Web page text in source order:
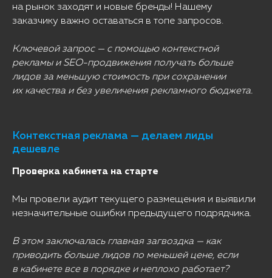
на рынок заходят и новые бренды! Нашему
заказчику важно оставаться в топе запросов.
Ключевой запрос — с помощью контекстной
рекламы и SEO-продвижения получать больше
лидов за меньшую стоимость при сохранении
их качества и без увеличения рекламного бюджета.
Контекстная реклама — делаем лиды
дешевле
Проверка кабинета на старте
Мы провели аудит текущего размещения и выявили
незначительные ошибки предыдущего подрядчика.
В этом заключалась главная загвоздка — как
приводить больше лидов по меньшей цене, если
в кабинете все в порядке и неплохо работает?